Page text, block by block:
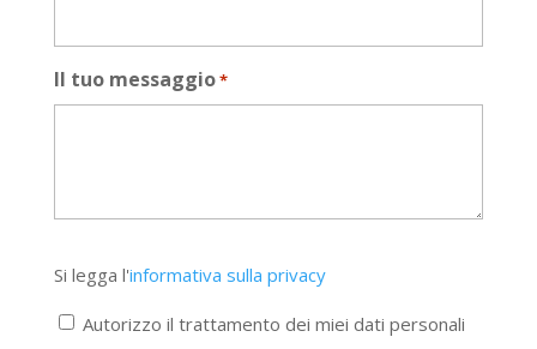
Il tuo messaggio*
legga
l'informativa
Si legga l'informativa sulla privacy
Autorizzo il trattamento dei miei dati personali